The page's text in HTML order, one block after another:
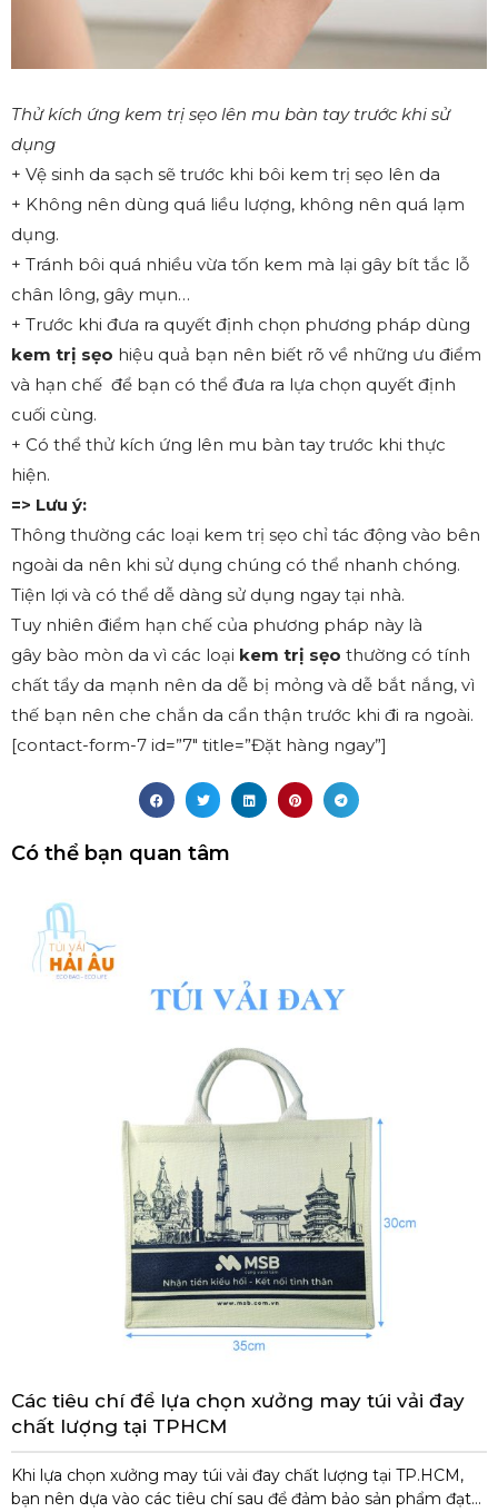
Thử kích ứng kem trị sẹo lên mu bàn tay trước khi sử
dụng
+ Vệ sinh da sạch sẽ trước khi bôi kem trị sẹo lên da
+ Không nên dùng quá liều lượng, không nên quá lạm
dụng.
+ Tránh bôi quá nhiều vừa tốn kem mà lại gây bít tắc lỗ
chân lông, gây mụn…
+ Trước khi đưa ra quyết định chọn phương pháp dùng
kem trị sẹo hiệu quả bạn nên biết rõ về những ưu điểm
và hạn chế để bạn có thể đưa ra lựa chọn quyết định
cuối cùng.
+ Có thể thử kích ứng lên mu bàn tay trước khi thực
hiện.
=> Lưu ý:
Thông thường các loại kem trị sẹo chỉ tác động vào bên
ngoài da nên khi sử dụng chúng có thể nhanh chóng.
Tiện lợi và có thể dễ dàng sử dụng ngay tại nhà.
Tuy nhiên điểm hạn chế của phương pháp này là
gây bào mòn da vì các loại kem trị sẹo thường có tính
chất tẩy da mạnh nên da dễ bị mỏng và dễ bắt nắng, vì
thế bạn nên che chắn da cẩn thận trước khi đi ra ngoài.
[contact-form-7 id=”7″ title=”Đặt hàng ngay”]
Có thể bạn quan tâm
Các tiêu chí để lựa chọn xưởng may túi vải đay
chất lượng tại TPHCM
Khi lựa chọn xưởng may túi vải đay chất lượng tại TP.HCM,
bạn nên dựa vào các tiêu chí sau để đảm bảo sản phẩm đạt